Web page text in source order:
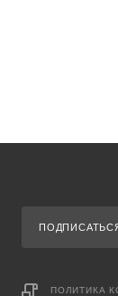
ПОЛИТИКА